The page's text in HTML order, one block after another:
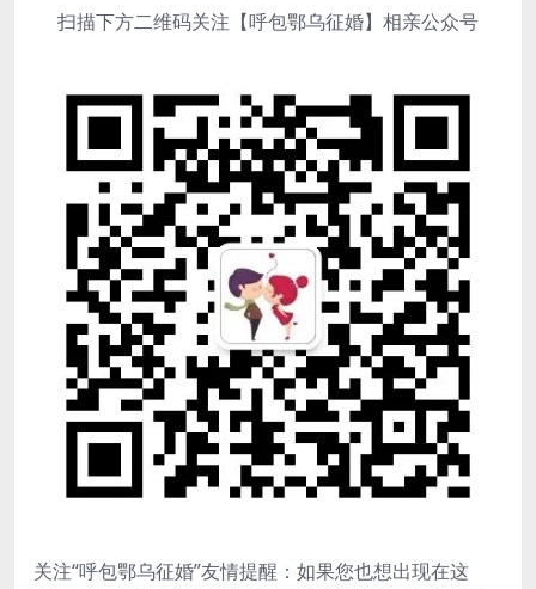
扫描下方二维码关注【呼包鄂乌征婚】相亲公众号
关注“呼包鄂乌征婚”友情提醒：如果您也想出现在这